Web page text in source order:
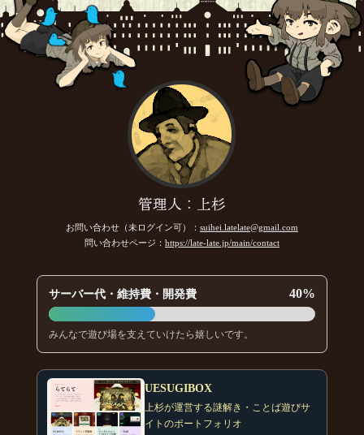
管理人：上杉
お問い合わせ（未ログイン可）： suihei.latelate@gmail.com
問い合わせページ： https://late-late.jp/main/contact
サーバー代・維持費・開発費 40%
みんなで遊び場を支えていけたら嬉しいです。
UESUGIBOX
上杉が運営する謎解き・ことば遊びサ
イトのポートフォリオ